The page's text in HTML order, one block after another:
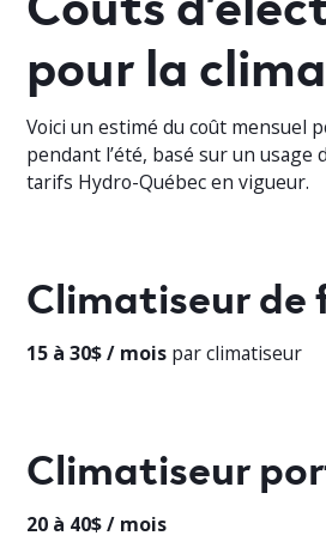
pour la
Voici un estimé du coût mensuel
pendant l’été, basé sur un usage
tarifs Hydro-Québec en vigueur.
Climatiseur de
15 à 30$ / mois par climatiseur
Climatiseur
20 à 40$ / mois